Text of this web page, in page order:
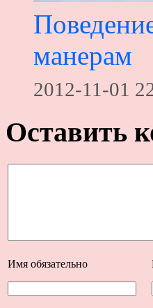
манерам
2012-11-01
Оставить
Имя обязательно